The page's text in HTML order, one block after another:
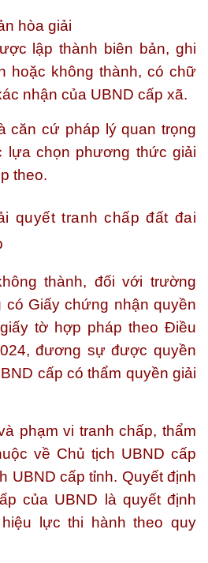
hòa giải
lập thành biên bản, ghi
hoặc không thành, có chữ
nhận của UBND cấp xã.
căn cứ pháp lý quan trọng
lựa chọn phương thức giải
theo.
quyết tranh chấp đất đai
thành, đối với trường
có Giấy chứng nhận quyền
tờ hợp pháp theo Điều
đương sự được quyền
cấp có thẩm quyền giải
phạm vi tranh chấp, thẩm
về Chủ tịch UBND cấp
UBND cấp tỉnh. Quyết định
của UBND là quyết định
lực thi hành theo quy